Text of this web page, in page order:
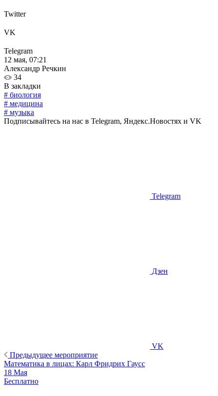
Twitter
VK
Telegram
12 мая, 07:21
Александр Речкин
34
В закладки
# биология
# медицина
# музыка
Подписывайтесь на нас в Telegram, Яндекс.Новостях и VK
Telegram
Дзен
VK
Предыдущее мероприятие
Математика в лицах: Карл Фридрих Гаусс
18 Мая
Бесплатно